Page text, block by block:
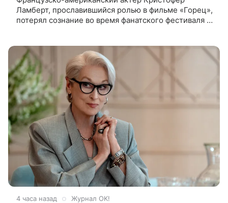
Ламберт, прославившийся ролью в фильме «Горец»,
потерял сознание во время фанатского фестиваля в
4 часа назад Журнал OK!